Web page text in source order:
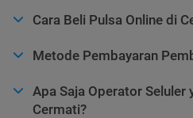
Cara Beli Pulsa Online di
Metode Pembayaran
Apa Saja Operator Seluler
Cermati?